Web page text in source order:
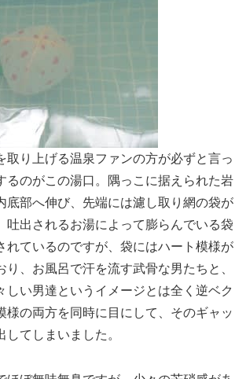
取り上げる温泉ファンの方が必ずと言っ
るのがこの湯口。隅っこに据えられた岩
底部へ伸び、先端には濾し取り網の袋が
吐出されるお湯によって膨らんでいる袋
れているのですが、袋にはハート模様が
り、お風呂で汗を流す武骨な男たちと、
しい男達というイメージとは全く逆ベク
様の両方を同時に目にして、そのギャッ
してしまいました。